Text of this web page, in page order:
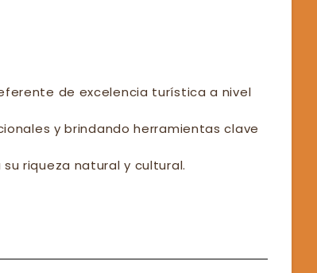
de excelencia turística a nivel
y brindando herramientas clave
riqueza natural y cultural.